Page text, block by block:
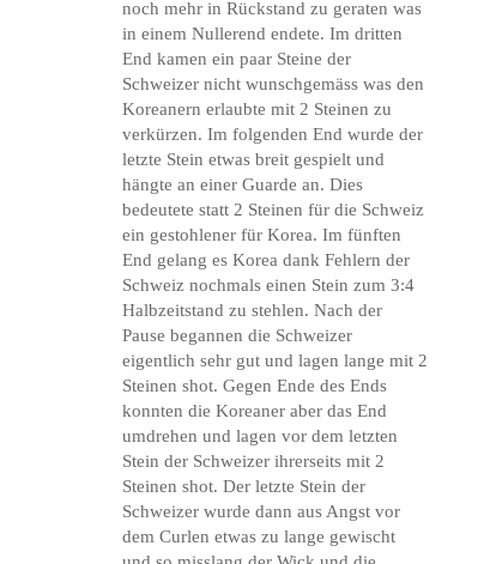
noch mehr in Rückstand zu geraten was
in einem Nullerend endete. Im dritten
End kamen ein paar Steine der
Schweizer nicht wunschgemäss was den
Koreanern erlaubte mit 2 Steinen zu
verkürzen. Im folgenden End wurde der
letzte Stein etwas breit gespielt und
hängte an einer Guarde an. Dies
bedeutete statt 2 Steinen für die Schweiz
ein gestohlener für Korea. Im fünften
End gelang es Korea dank Fehlern der
Schweiz nochmals einen Stein zum 3:4
Halbzeitstand zu stehlen. Nach der
Pause begannen die Schweizer
eigentlich sehr gut und lagen lange mit 2
Steinen shot. Gegen Ende des Ends
konnten die Koreaner aber das End
umdrehen und lagen vor dem letzten
Stein der Schweizer ihrerseits mit 2
Steinen shot. Der letzte Stein der
Schweizer wurde dann aus Angst vor
dem Curlen etwas zu lange gewischt